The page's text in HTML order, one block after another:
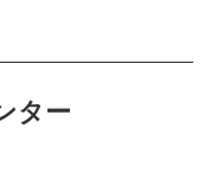
ター